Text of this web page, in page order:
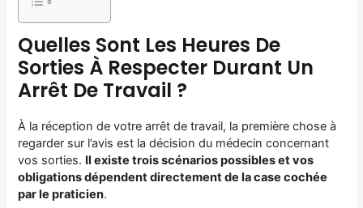
Quelles Sont Les Heures De
Sorties À Respecter Durant Un
Arrêt De Travail ?
À la réception de votre arrêt de travail, la première chose à
regarder sur l’avis est la décision du médecin concernant
vos sorties. Il existe trois scénarios possibles et vos
obligations dépendent directement de la case cochée
par le praticien.